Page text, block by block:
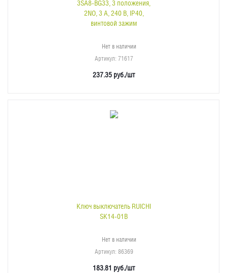
3SA8-BG33, 3 положения,
2NO, 3 А, 240 В, IP40,
винтовой зажим
Нет в наличии
Артикул: 71617
237.35 руб./шт
Ключ выключатель RUICHI
SK14-01B
Нет в наличии
Артикул: 86369
183.81 руб./шт